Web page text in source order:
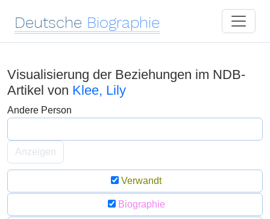
Deutsche Biographie
Visualisierung der Beziehungen im NDB-
Artikel von Klee, Lily
Andere Person
Anzeigen
Verwandt
Biographie